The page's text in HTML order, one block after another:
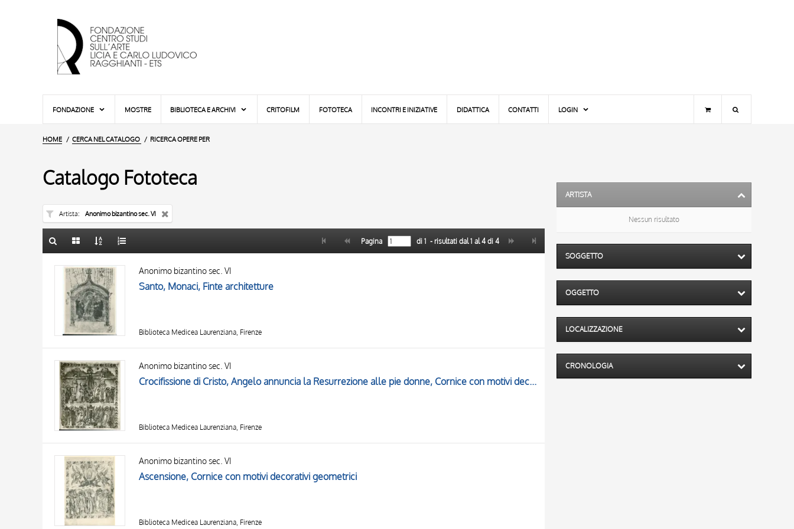
FONDAZIONE MOSTRE BIBLIOTECA E ARCHIVI CRITOFILM FOTOTECA INCONTRI E INIZIATIVE DIDATTICA CONTATTI LOGIN
HOME CERCA NEL CATALOGO RICERCA OPERE PER
Catalogo Fototeca
Artista Anonimo bizantino sec. VI
AUTORE
OGGETTO
LOCALIZZAZIONE
DATA
10 RISULTATI
20 RISULTATI
Pagina di 1 - risultati dal1 al4di 4
Anonimo bizantino sec. VI
Santo, Monaci, Finte architetture
Biblioteca Medicea Laurenziana, Firenze
Anonimo bizantino sec. VI
Crocifissione di Cristo, Angelo annuncia la Resurrezione alle pie donne, Cornice con motivi decorativi geometrici
Biblioteca Medicea Laurenziana, Firenze
Anonimo bizantino sec. VI
Ascensione, Cornice con motivi decorativi geometrici
Biblioteca Medicea Laurenziana, Firenze
ARTISTA
Nessun risultato
SOGGETTO
OGGETTO
LOCALIZZAZIONE
CRONOLOGIA